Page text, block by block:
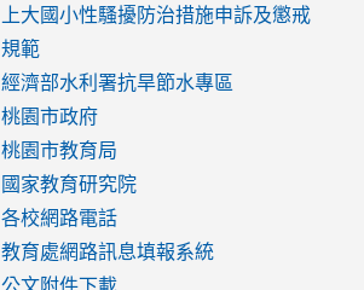
to
https://www.youtube.com/watch?
v=hC_gdZndU9s
to
https://www.youtube.com/watch?
v=hC_gdZndU9s
link
to
https://www.youtube.com/watch?
v=mfpNykQ0g4M
上大國小性騷擾防治措施申訴及懲戒
規範
經濟部水利署抗旱節水專區
桃園市政府
桃園市教育局
國家教育研究院
各校網路電話
教育處網路訊息填報系統
公文附件下載